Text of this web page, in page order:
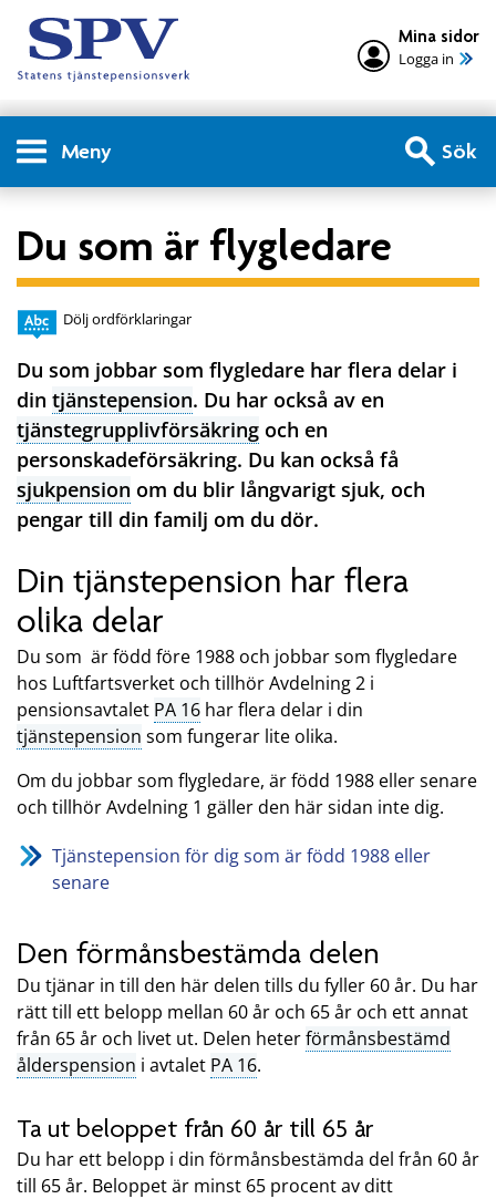
Mina sidor
Logga in
Meny Sök
Du som är flygledare
Dölj ordförklaringar
Du som jobbar som flygledare har flera delar i
din tjänstepension. Du har också av en
tjänstegrupplivförsäkring och en
personskadeförsäkring. Du kan också få
sjukpension om du blir långvarigt sjuk, och
pengar till din familj om du dör.
Din tjänstepension har flera
olika delar
Du som är född före 1988 och jobbar som flygledare
hos Luftfartsverket och tillhör Avdelning 2 i
pensionsavtalet PA 16 har flera delar i din
tjänstepension som fungerar lite olika.
Om du jobbar som flygledare, är född 1988 eller senare
och tillhör Avdelning 1 gäller den här sidan inte dig.
Tjänstepension för dig som är född 1988 eller
senare
Den förmånsbestämda delen
Du tjänar in till den här delen tills du fyller 60 år. Du har
rätt till ett belopp mellan 60 år och 65 år och ett annat
från 65 år och livet ut. Delen heterförmånsbestämd
ålderspension i avtalet PA 16.
Ta ut beloppet från 60 år till 65 år
Du har ett belopp i din förmånsbestämda del från 60 år
till 65 år. Beloppet är minst 65 procent av ditt